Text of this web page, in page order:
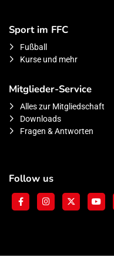
Sport im FFC
Fußball
Kurse und mehr
Mitglieder-Service
Alles zur Mitgliedschaft
Downloads
Fragen & Antworten
Follow us